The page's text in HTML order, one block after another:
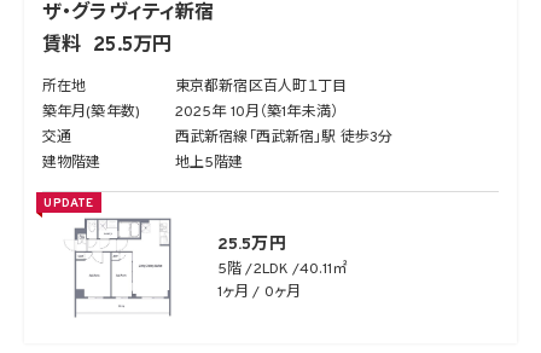
ザ・グラヴィティ新宿
賃料 25.5万円
所在地
東京都新宿区百人町１丁目
築年月(築年数)
2025年 10月（築1年未満）
交通
西武新宿線「西武新宿」駅 徒歩3分
建物階建
地上5階建
UPDATE
25.5万円
5階 2LDK
40.11㎡
1ヶ月 / 0ヶ月